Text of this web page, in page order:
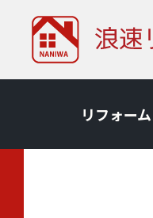
リフォー